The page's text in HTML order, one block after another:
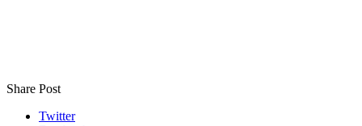
Share Post
Twitter